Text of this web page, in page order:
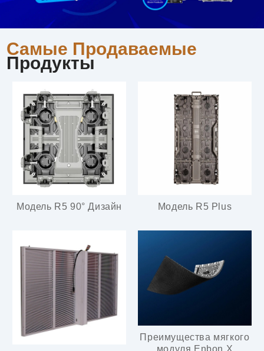
Самые Продаваемые
Продукты
Модель R5 90° Дизайн Модель R5 Plus
Преимущества мягкого
модуля Enbon X